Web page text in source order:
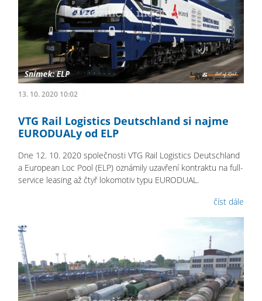
13. 10. 2020 10:02
VTG Rail Logistics Deutschland si najme
EURODUALy od ELP
Dne 12. 10. 2020 společnosti VTG Rail Logistics Deutschland
a European Loc Pool (ELP) oznámily uzavření kontraktu na full-
service leasing až čtyř lokomotiv typu EURODUAL.
číst dále